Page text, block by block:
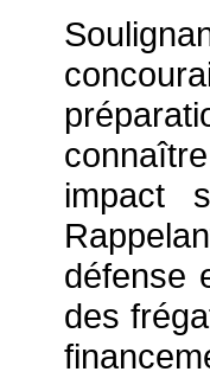
impact
défense
des